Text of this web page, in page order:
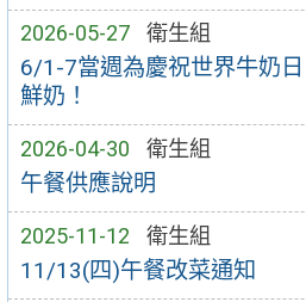
2026-05-27 衛生組
6/1-7當週為慶祝世界牛奶日
鮮奶！
2026-04-30 衛生組
午餐供應說明
2025-11-12 衛生組
11/13(四)午餐改菜通知